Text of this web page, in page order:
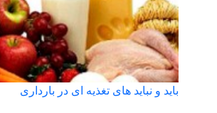
باید و نباید های تغذیه ای در بارداری